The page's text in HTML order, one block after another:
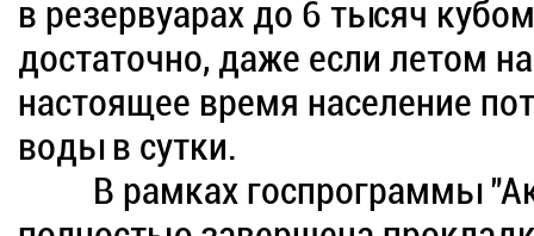
в резервуарах до 6 тысяч
достаточно, даже если летом
настоящее время население
воды в сутки.
В рамках госпрограммы